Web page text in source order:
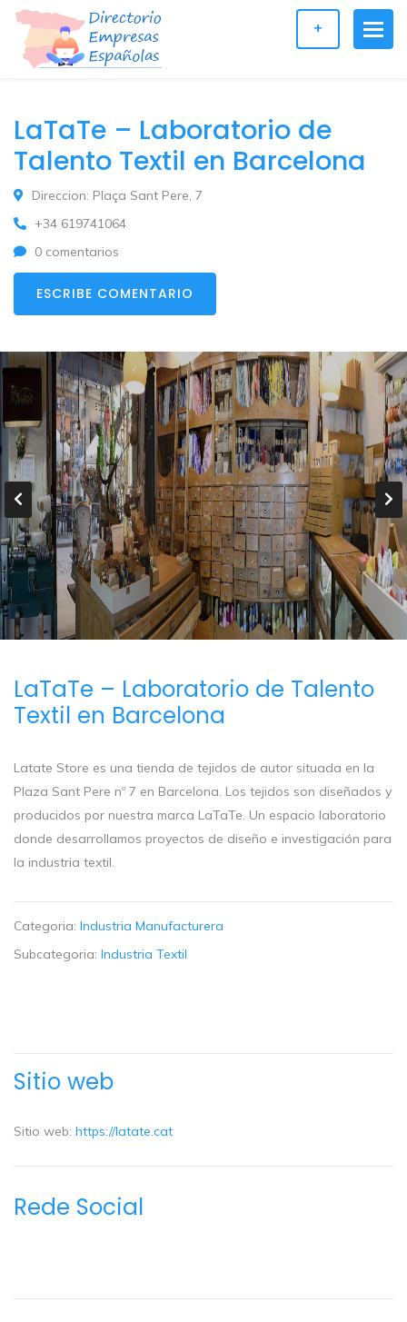
+
LaTaTe – Laboratorio de
Talento Textil en Barcelona
Direccion: Plaça Sant Pere, 7
+34 619741064
0 comentarios
ESCRIBE COMENTARIO
LaTaTe – Laboratorio de Talento
Textil en Barcelona
Latate Store es una tienda de tejidos de autor situada en la
Plaza Sant Pere nº 7 en Barcelona. Los tejidos son diseñados y
producidos por nuestra marca LaTaTe. Un espacio laboratorio
donde desarrollamos proyectos de diseño e investigación para
la industria textil.
Categoria: Industria Manufacturera
Subcategoria: Industria Textil
Sitio web
Sitio web: https://latate.cat
Rede Social